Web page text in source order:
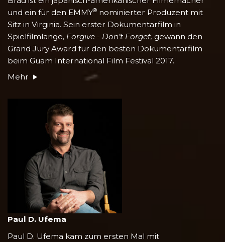
und ein für den EMMY® nominierter Produzent mit
Sitz in Virginia. Sein erster Dokumentarfilm in
Spielfilmlänge, Forgive - Don’t Forget, gewann den
Grand Jury Award für den besten Dokumentarfilm
beim Guam International Film Festival 2017.
Mehr
Paul D. Ufema
Paul D. Ufema kam zum ersten Mal mit